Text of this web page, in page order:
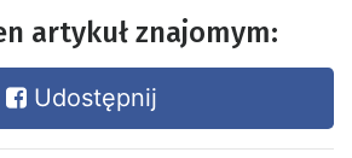
artykuł znajomym:
Udostępnij